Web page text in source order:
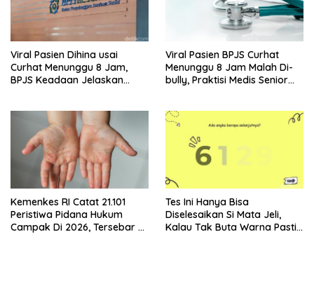
Viral Pasien Dihina usai
Curhat Menunggu 8 Jam,
BPJS Keadaan Jelaskan
Viral Pasien BPJS Curhat
Menunggu 8 Jam Malah Di-
bully, Praktisi Medis Senior
Kemenkes RI Catat 21.101
Peristiwa Pidana Hukum
Campak Di 2026, Tersebar Di
Tes Ini Hanya Bisa
Diselesaikan Si Mata Jeli,
Kalau Tak Buta Warna Pasti